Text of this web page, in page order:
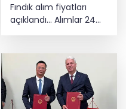
Fındık alım fiyatları
açıklandı... Alımlar 24
Ağustos'ta başlıyor